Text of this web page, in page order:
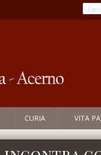
CURIA VITA